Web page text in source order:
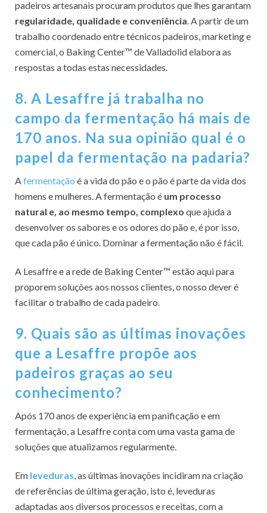
padeiros artesanais procuram produtos que lhes garantam
regularidade, qualidade e conveniência. A partir de um
trabalho coordenado entre técnicos padeiros, marketing e
comercial, o Baking Center™ de Valladolid elabora as
respostas a todas estas necessidades.
8. A Lesaffre já trabalha no
campo da fermentação há mais de
170 anos. Na sua opinião qual é o
papel da fermentação na padaria?
Afermentação é a vida do pão e o pão é parte da vida dos
homens e mulheres. A fermentação é um processo
natural e, ao mesmo tempo, complexo que ajuda a
desenvolver os sabores e os odores do pão e, é por isso,
que cada pão é único. Dominar a fermentação não é fácil.
A Lesaffre e a rede de Baking Center™ estão aqui para
proporem soluções aos nossos clientes, o nosso dever é
facilitar o trabalho de cada padeiro.
9. Quais são as últimas inovações
que a Lesaffre propõe aos
padeiros graças ao seu
conhecimento?
Após 170 anos de experiência em panificação e em
fermentação, a Lesaffre conta com uma vasta gama de
soluções que atualizamos regularmente.
Em leveduras, as últimas inovações incidiram na criação
de referências de última geração, isto é, leveduras
adaptadas aos diversos processos e receitas, com a